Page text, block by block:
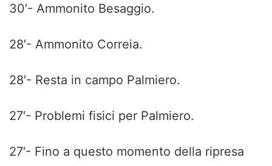
30′- Ammonito Besaggio.
28′- Ammonito Correia.
28′- Resta in campo Palmiero.
27′- Problemi fisici per Palmiero.
27′- Fino a questo momento della ripresa